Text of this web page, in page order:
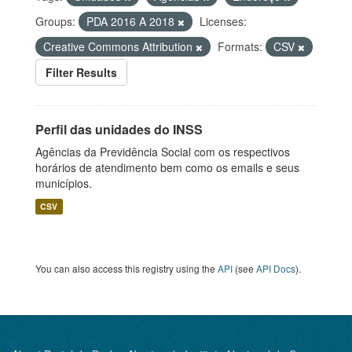
Groups:
PDA 2016 A 2018
Licenses:
Creative Commons Attribution
Formats:
CSV
Filter Results
Perfil das unidades do INSS
Agências da Previdência Social com os respectivos
horários de atendimento bem como os emails e seus
municípios.
CSV
You can also access this registry using the API (see API Docs).